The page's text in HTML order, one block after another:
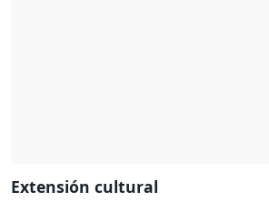
Extensión cultural